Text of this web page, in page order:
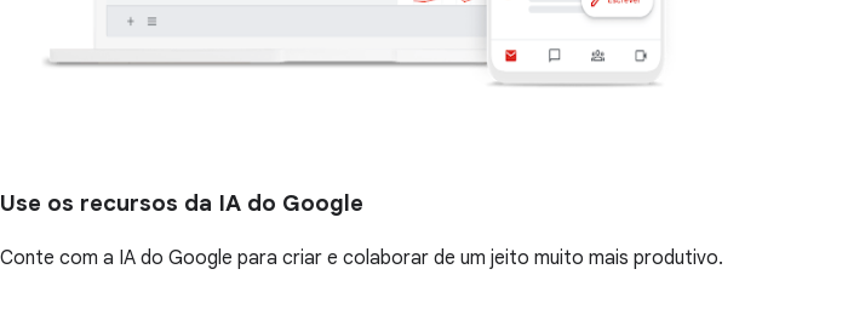
Use os recursos da IA do Google
Conte com a IA do Google para criar e colaborar de um jeito muito mais produtivo.